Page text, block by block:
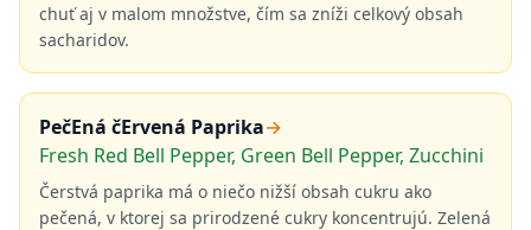
chuť aj v malom množstve, čím sa zníži celkový obsah
sacharidov.
PečEná čErvená Paprika→
Fresh Red Bell Pepper, Green Bell Pepper, Zucchini
Čerstvá paprika má o niečo nižší obsah cukru ako
pečená, v ktorej sa prirodzené cukry koncentrujú. Zelená